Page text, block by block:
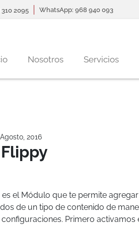
310 2095 WhatsApp: 968 940 093
principal
Nosotros Servicios
2016
es el Módulo que te permite
de un tipo de contenido de
configuraciones. Primero activamos